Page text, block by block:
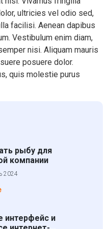
ultricies vel odio sed,
facilisi. Aenean dapibus
Vestibulum enim diam,
nisi. Aliquam mauris
posuere dolor.
quis molestie purus
рыбу для
компании
2024
интерфейс и